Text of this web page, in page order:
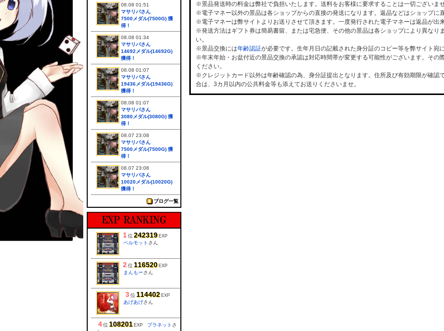
※景品発送時の料金は弊社で負担いたします。送料をお客様に要求することは一切ございま
※電子マネー以外の景品は各ショップからの直接の発送になります。返品などはショップに
※電子マネーは弊サイトよりお送りさせて頂きます。一度発行された電子マネーは返品が出
※発送方法はギフト券は簡易書留、または宅急便、その他の景品は各ショップにより異なり
い。
※景品交換には年齢認証が必要です。生年月日の記載された身分証のコピー等を弊サイト宛
※年末年始・お盆付近の景品交換の承認は対応時間帯が変更する可能性がございます。その
ください。
※クレジットカード以外は年齢確認の為、身分証提出となります。住所及び有効期限が確認
合は、3カ月以内の公共料金等も添えてお送りくださいませ。
08.08 01:51
マサリバさん
7500メダル(7500G) 獲
得！
08.08 01:34
マサリバさん
14692メダル(14692G)
獲得！
08.08 01:07
マサリバさん
19436メダル(19436G)
獲得！
08.08 01:07
マサリバさん
3080メダル(3080G) 獲
得！
08.07 23:08
マサリバさん
7500メダル(7500G) 獲
得！
08.07 23:08
マサリバさん
10020メダル(10020G)
獲得！
ブログ一覧
1位 242319 EXP
ベルモット さん
2 位 116520 EXP
まんもーさん
3位 114402 EXP
あげあげさん
4位 108201 EXP プラネット さ